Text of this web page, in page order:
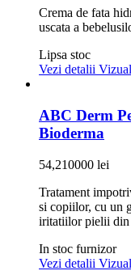
Crema de fata
uscata a
Lipsa stoc
Vezi detalii
ABC Derm
Bioderma
54,210000 lei
Tratament
si copiilor, cu un
iritatiilor pielii din
In stoc furnizor
Vezi detalii